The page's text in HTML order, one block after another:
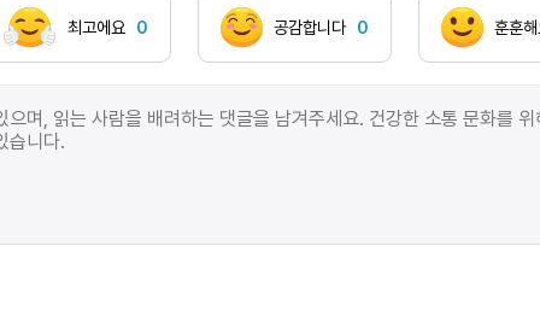
최고에요 0 공감합니다 0 훈훈해